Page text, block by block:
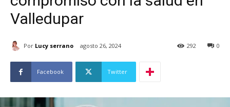
Valledupar
Por Lucy serrano agosto 26, 2024 0
292
Facebook Twitter